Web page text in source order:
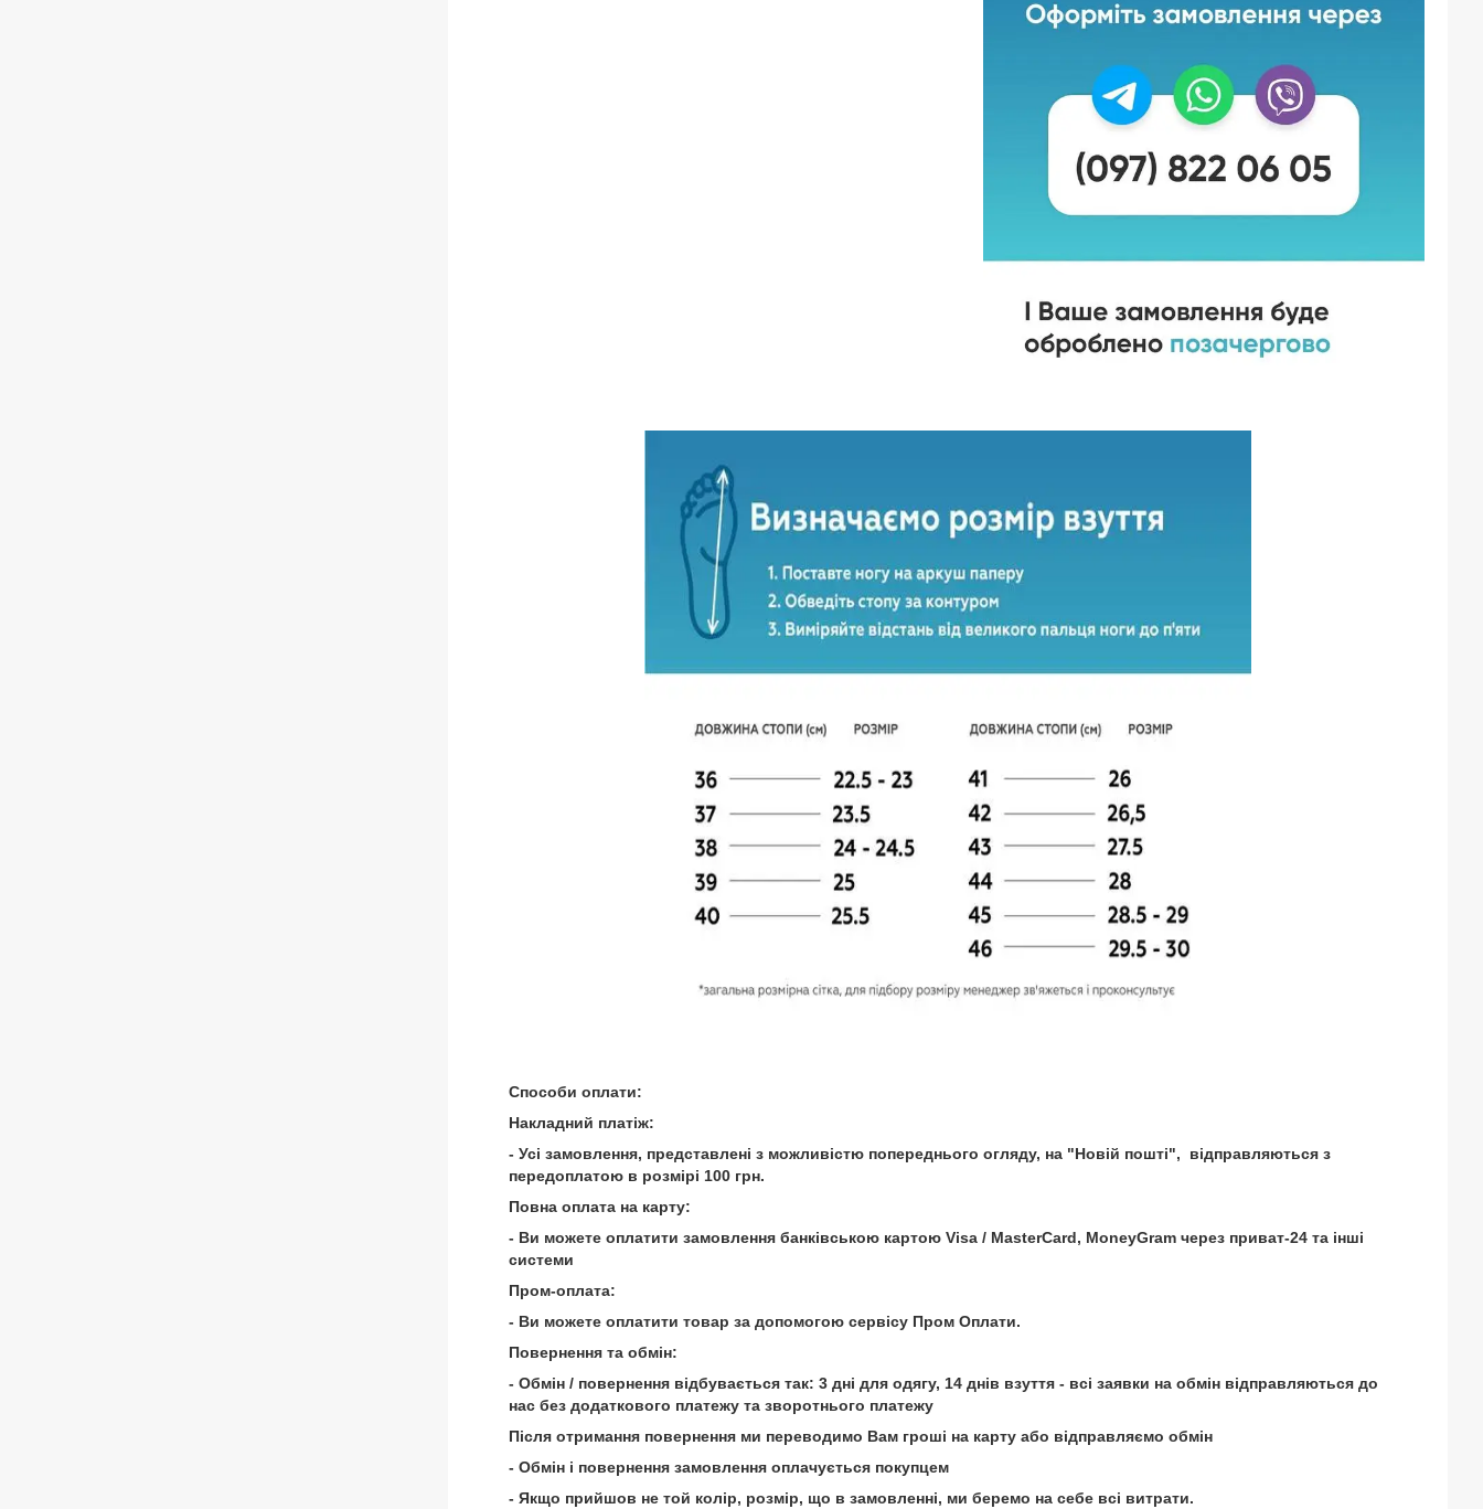
Способи оплати:
Накладний платіж:
- Усі замовлення, представлені з можливістю попереднього огляду, на "Новій пошті", відправляються з
передоплатою в розмірі 100 грн.
Повна оплата на карту:
- Ви можете оплатити замовлення банківською картою Visa / MasterCard, MoneyGram через приват-24 та інші
системи
Пром-оплата:
- Ви можете оплатити товар за допомогою сервісу Пром Оплати.
Повернення та обмін:
- Обмін / повернення відбувається так: 3 дні для одягу, 14 днів взуття - всі заявки на обмін відправляються до
нас без додаткового платежу та зворотнього платежу
Після отримання повернення ми переводимо Вам гроші на карту або відправляємо обмін
- Обмін і повернення замовлення оплачується покупцем
- Якщо прийшов не той колір, розмір, що в замовленні, ми беремо на себе всі витрати.